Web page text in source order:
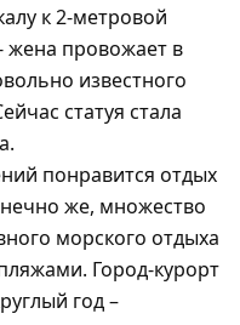
к 2-метровой
жена провожает в
известного
статуя стала
понравится отдых
же, множество
морского отдыха
Город-курорт
год –